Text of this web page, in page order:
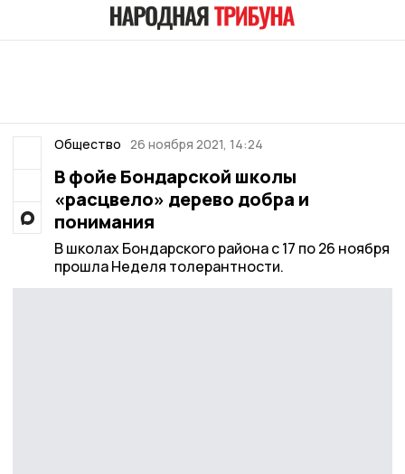
Общество 26 ноября 2021, 14:24
В фойе Бондарской школы
«расцвело» дерево добра и
понимания
В школах Бондарского района с 17 по 26 ноября
прошла Неделя толерантности.